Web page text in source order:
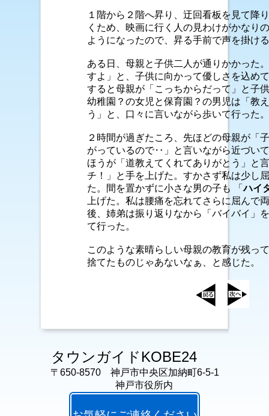
１階から２階へ昇り、迂回看板を見て降
くため、映画に行く人の見わけがかなり
ようになったので、昇る手前で声を掛け
ある日、母親と子供二人が通りかかった
すよ」と、子供に向かって優しさを込め
すると母親が「こっちからだって」と子
幼稚園？の女児と保育園？の男児は「教
う」と、口々に言いながら歩いて行った。
２時間が過ぎたころ、先ほどの母親が「
がっているので‥」と言いながら近づい
ほうが「道教えてくれてありがとう」と
チ！」と手を上げた。すかさず私は少し
た。間を置かずに小さな男の子も 「ハイ
上げた。私は腰痛を忘れてさらに屈んで
後、姉弟は振り返りなから「バイバイ」
て行った。
このような素晴らしい母親の教育が残っ
捨てたものじゃあないなぁ、と感じた。
タウンガイドKOBE24
〒650-8570 神戸市中央区加納町6-5-1
神戸市役所内